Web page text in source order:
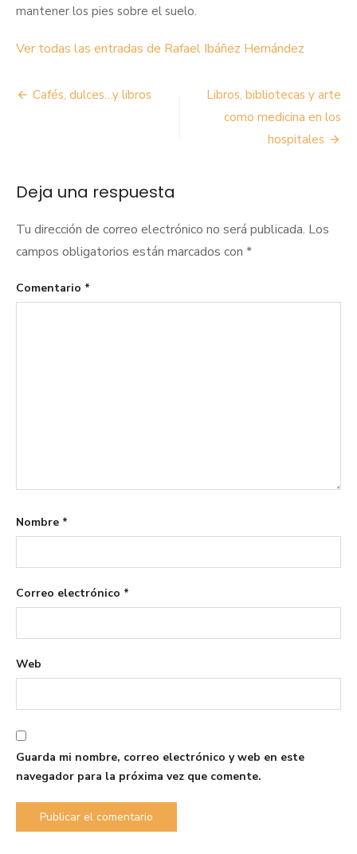
mantener los pies sobre el suelo.
Ver todas las entradas de Rafael Ibáñez Hernández
Navegación
Cafés, dulces…y libros
Libros, bibliotecas y arte
como medicina en los
hospitales
Deja una respuesta
Tu dirección de correo electrónico no será publicada. Los
campos obligatorios están marcados con *
Comentario *
Nombre *
Correo electrónico *
Web
Guarda mi nombre, correo electrónico y web en este
navegador para la próxima vez que comente.